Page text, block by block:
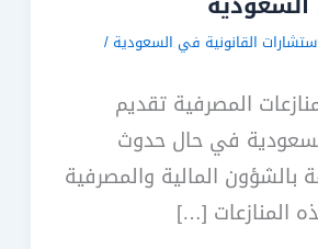
القانونية في السعودية /
المصرفية تقديم
في حال حدوث
بالشؤون المالية والمصرفية
المنازعات […]